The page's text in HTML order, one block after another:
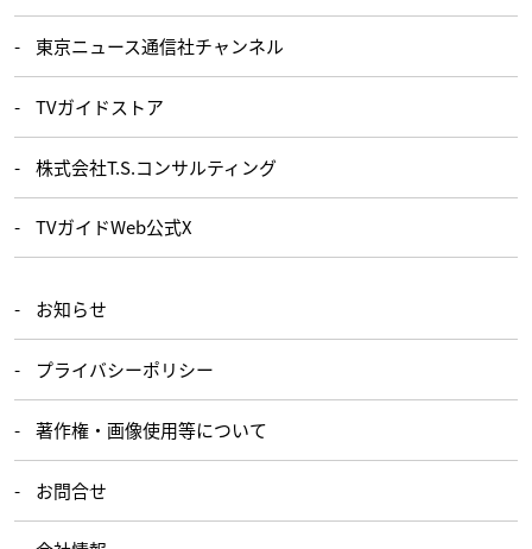
東京ニュース通信社チャンネル
TVガイドストア
株式会社T.S.コンサルティング
TVガイドWeb公式X
お知らせ
プライバシーポリシー
著作権・画像使用等について
お問合せ